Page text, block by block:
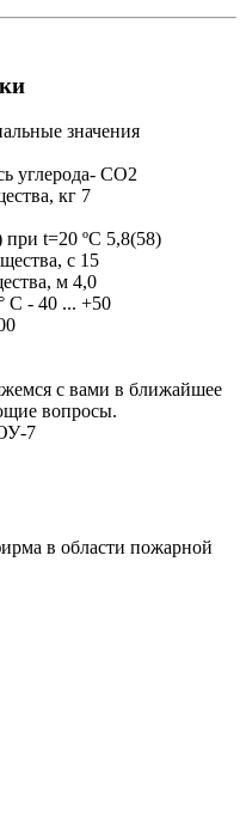
значения
углерода- СО2
кг 7
при t=20 ºС 5,8(58)
c 15
м 4,0
C - 40 ... +50
с вами в ближайшее
вопросы.
в области пожарной